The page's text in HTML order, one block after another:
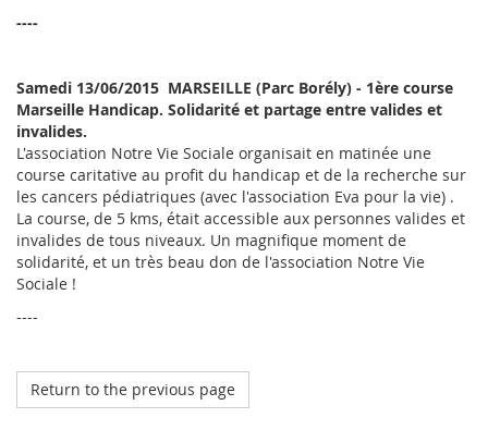
----
Samedi 13/06/2015  MARSEILLE (Parc Borély) - 1ère course
Marseille Handicap. Solidarité et partage entre valides et
invalides.
L'association Notre Vie Sociale organisait en matinée une
course caritative au profit du handicap et de la recherche sur
les cancers pédiatriques (avec l'association Eva pour la vie) .
La course, de 5 kms, était accessible aux personnes valides et
invalides de tous niveaux. Un magnifique moment de
solidarité, et un très beau don de l'association Notre Vie
Sociale !
----
Return to the previous page